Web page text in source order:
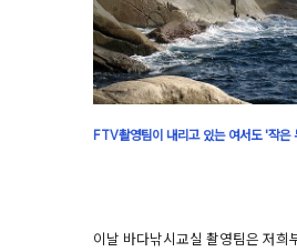
FTV촬영팀이 내리고 있는 여서도 '작은
이날 바다낚시교실 촬영팀은 저희